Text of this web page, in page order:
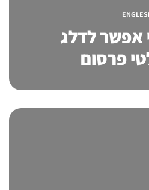
אפשר לדלג
פרסום